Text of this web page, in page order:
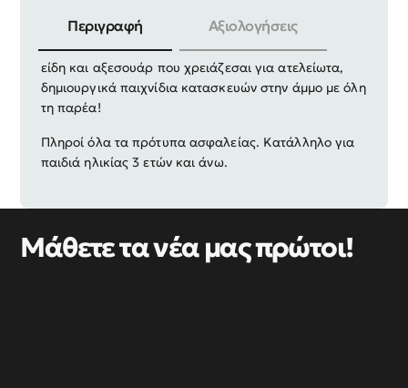
Περιγραφή Αξιολογήσεις
Πλήρες παιδικό σετ παιχνιδιών παραλίας, με όλα τα
είδη και αξεσουάρ που χρειάζεσαι για ατελείωτα,
δημιουργικά παιχνίδια κατασκευών στην άμμο με όλη
τη παρέα!
Πληροί όλα τα πρότυπα ασφαλείας. Κατάλληλο για
παιδιά ηλικίας 3 ετών και άνω.
Μάθετε τα νέα μας πρώτοι!